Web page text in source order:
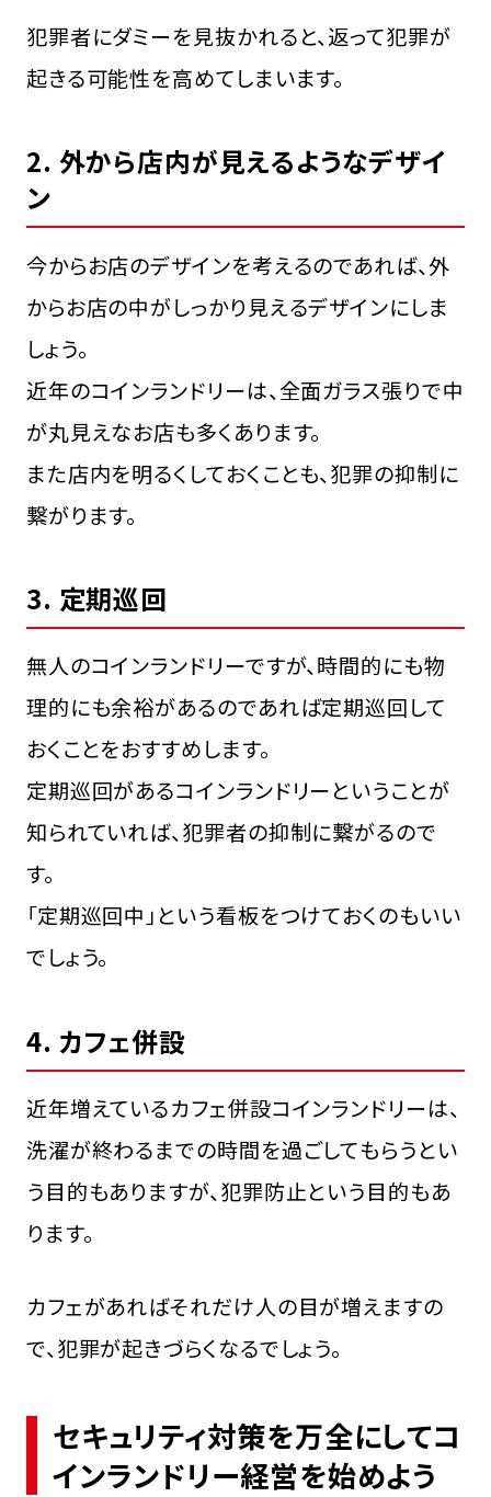
犯罪者にダミーを見抜かれると、返って犯罪が
起きる可能性を高めてしまいます。
2. 外から店内が見えるようなデザイ
ン
今からお店のデザインを考えるのであれば、外
からお店の中がしっかり見えるデザインにしま
しょう。
近年のコインランドリーは、全面ガラス張りで中
が丸見えなお店も多くあります。
また店内を明るくしておくことも、犯罪の抑制に
繋がります。
3. 定期巡回
無人のコインランドリーですが、時間的にも物
理的にも余裕があるのであれば定期巡回して
おくことをおすすめします。
定期巡回があるコインランドリーということが
知られていれば、犯罪者の抑制に繋がるので
す。
「定期巡回中」という看板をつけておくのもいい
でしょう。
4. カフェ併設
近年増えているカフェ併設コインランドリーは、
洗濯が終わるまでの時間を過ごしてもらうとい
う目的もありますが、犯罪防止という目的もあ
ります。
カフェがあればそれだけ人の目が増えますの
で、犯罪が起きづらくなるでしょう。
セキュリティ対策を万全にしてコ
インランドリー経営を始めよう